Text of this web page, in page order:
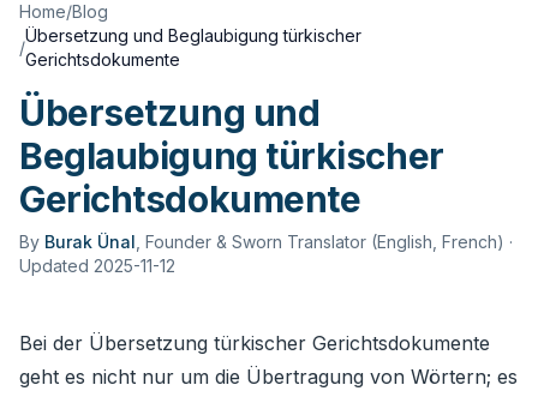
Home/Blog
/
Übersetzung und Beglaubigung türkischer
Gerichtsdokumente
Übersetzung und
Beglaubigung türkischer
Gerichtsdokumente
By Burak Ünal Founder & Sworn Translator (English, French) ·
Updated 2025-11-12
Bei der Übersetzung türkischer Gerichtsdokumente
geht es nicht nur um die Übertragung von Wörtern; es